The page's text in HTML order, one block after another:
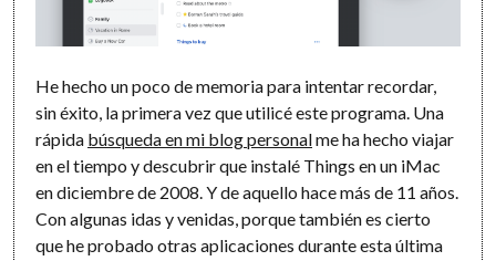
He hecho un poco de memoria para intentar recordar,
sin éxito, la primera vez que utilicé este programa. Una
rápida búsqueda en mi blog personalme ha hecho viajar
en el tiempo y descubrir que instalé Things en un iMac
en diciembre de 2008. Y de aquello hace más de 11 años.
Con algunas idas y venidas, porque también es cierto
que he probado otras aplicaciones durante esta última